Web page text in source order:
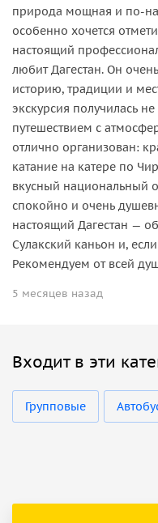
природа мощная и по-
особенно хочется
настоящий
любит Дагестан. Он
историю, традиции и
экскурсия получилась
путешествием с
отлично организован:
катание на катере по
вкусный национальный
спокойно и очень
настоящий Дагестан —
Сулакский каньон и,
Рекомендуем от всей
5 месяцев назад
Входит в эти
Групповые